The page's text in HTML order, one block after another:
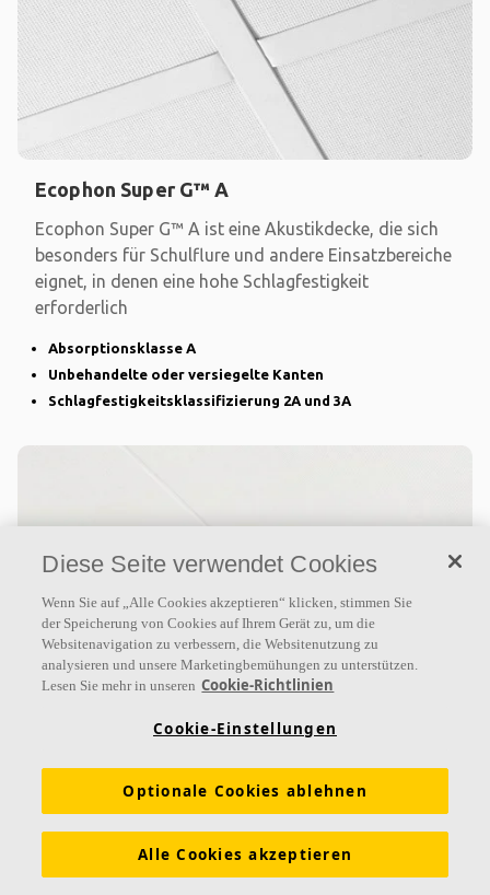
Ecophon Super G™ A
Ecophon Super G™ A ist eine Akustikdecke, die sich
besonders für Schulflure und andere Einsatzbereiche
eignet, in denen eine hohe Schlagfestigkeit
erforderlich
Absorptionsklasse A
Unbehandelte oder versiegelte Kanten
Schlagfestigkeitsklassifizierung 2A und 3A
Ecophon Super G™ B
überall dort eingesetzt werden kann, wo eine Decke
mit kleinstmöglicher totaler Konstruktionshöhe
erforderlich
Absorptionsklasse A
Farbbeschichtete Kanten
Diese Seite verwendet Cookies
Wenn Sie auf „Alle Cookies akzeptieren“ klicken, stimmen Sie
der Speicherung von Cookies auf Ihrem Gerät zu, um die
Websitenavigation zu verbessern, die Websitenutzung zu
analysieren und unsere Marketingbemühungen zu unterstützen.
Lesen Sie mehr in unseren Cookie-Richtlinien
Cookie-Einstellungen
Optionale Cookies ablehnen
Alle Cookies akzeptieren